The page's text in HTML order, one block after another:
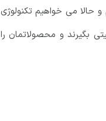
دنیا را معرفی کردیم و حالا می خواهیم تکنولوژی
بگیرند و محصولاتمان را